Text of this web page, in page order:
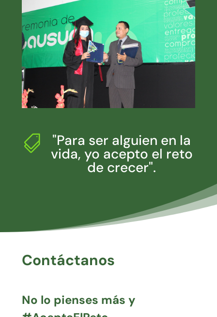
 "Para ser alguien en la
vida, yo acepto el reto
de crecer".
Contáctanos
No lo pienses más y